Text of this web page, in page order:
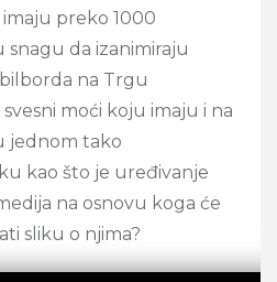
preko 1000
da izanimiraju
na Trgu
moći koju imaju i na
jednom tako
kao što je uređivanje
na osnovu koga će
sliku o njima?